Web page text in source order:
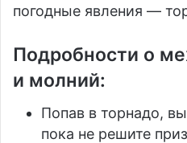
погодные явления —
Подробности о
и молний:
Попав в торнадо,
пока не решите